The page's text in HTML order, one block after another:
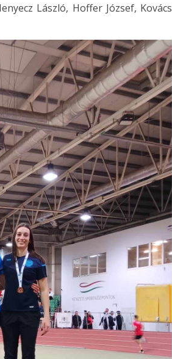
László, Hoffer József, Kovács